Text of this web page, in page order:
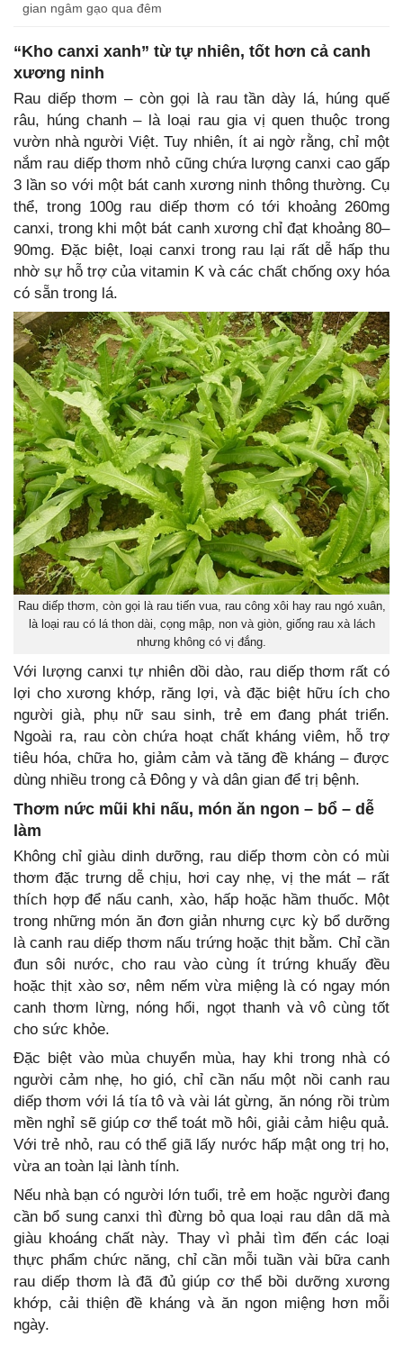
gian ngâm gạo qua đêm
“Kho canxi xanh” từ tự nhiên, tốt hơn cả canh
xương ninh
Rau diếp thơm – còn gọi là rau tần dày lá, húng quế
râu, húng chanh – là loại rau gia vị quen thuộc trong
vườn nhà người Việt. Tuy nhiên, ít ai ngờ rằng, chỉ một
nắm rau diếp thơm nhỏ cũng chứa lượng canxi cao gấp
3 lần so với một bát canh xương ninh thông thường. Cụ
thể, trong 100g rau diếp thơm có tới khoảng 260mg
canxi, trong khi một bát canh xương chỉ đạt khoảng 80–
90mg. Đặc biệt, loại canxi trong rau lại rất dễ hấp thu
nhờ sự hỗ trợ của vitamin K và các chất chống oxy hóa
có sẵn trong lá.
Rau diếp thơm, còn gọi là rau tiến vua, rau công xôi hay rau ngó xuân,
là loại rau có lá thon dài, cọng mập, non và giòn, giống rau xà lách
nhưng không có vị đắng.
Với lượng canxi tự nhiên dồi dào, rau diếp thơm rất có
lợi cho xương khớp, răng lợi, và đặc biệt hữu ích cho
người già, phụ nữ sau sinh, trẻ em đang phát triển.
Ngoài ra, rau còn chứa hoạt chất kháng viêm, hỗ trợ
tiêu hóa, chữa ho, giảm cảm và tăng đề kháng – được
dùng nhiều trong cả Đông y và dân gian để trị bệnh.
Thơm nức mũi khi nấu, món ăn ngon – bổ – dễ
làm
Không chỉ giàu dinh dưỡng, rau diếp thơm còn có mùi
thơm đặc trưng dễ chịu, hơi cay nhẹ, vị the mát – rất
thích hợp để nấu canh, xào, hấp hoặc hầm thuốc. Một
trong những món ăn đơn giản nhưng cực kỳ bổ dưỡng
là canh rau diếp thơm nấu trứng hoặc thịt bằm. Chỉ cần
đun sôi nước, cho rau vào cùng ít trứng khuấy đều
hoặc thịt xào sơ, nêm nếm vừa miệng là có ngay món
canh thơm lừng, nóng hổi, ngọt thanh và vô cùng tốt
cho sức khỏe.
Đặc biệt vào mùa chuyển mùa, hay khi trong nhà có
người cảm nhẹ, ho gió, chỉ cần nấu một nồi canh rau
diếp thơm với lá tía tô và vài lát gừng, ăn nóng rồi trùm
mền nghỉ sẽ giúp cơ thể toát mồ hôi, giải cảm hiệu quả.
Với trẻ nhỏ, rau có thể giã lấy nước hấp mật ong trị ho,
vừa an toàn lại lành tính.
Nếu nhà bạn có người lớn tuổi, trẻ em hoặc người đang
cần bổ sung canxi thì đừng bỏ qua loại rau dân dã mà
giàu khoáng chất này. Thay vì phải tìm đến các loại
thực phẩm chức năng, chỉ cần mỗi tuần vài bữa canh
rau diếp thơm là đã đủ giúp cơ thể bồi dưỡng xương
khớp, cải thiện đề kháng và ăn ngon miệng hơn mỗi
ngày.